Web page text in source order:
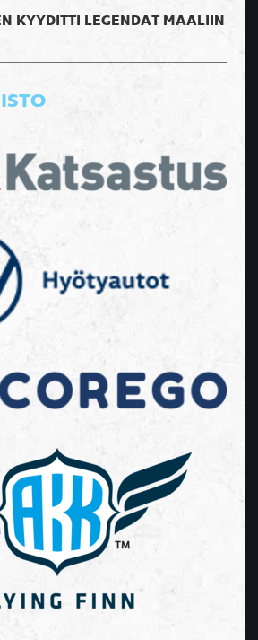
KYYDITTI LEGENDAT MAALIIN